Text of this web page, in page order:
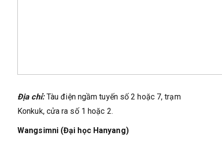
Địa chỉ:Tàu điện ngầm tuyến số 2 hoặc 7, trạm
Konkuk, cửa ra số 1 hoặc 2.
Wangsimni (Đại học Hanyang)